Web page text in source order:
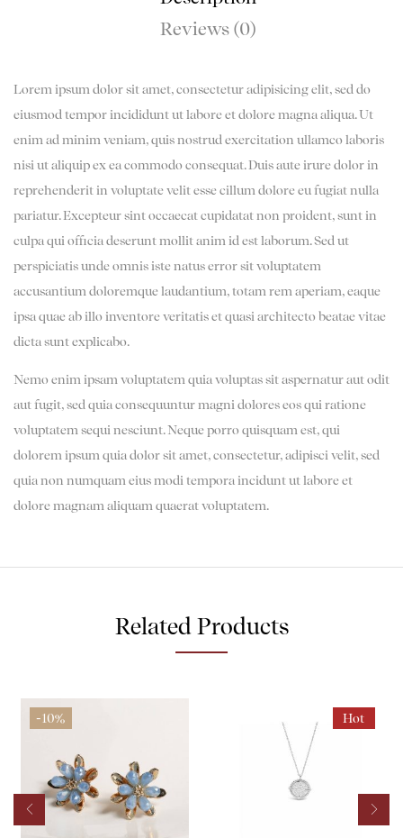
Reviews (0)
Lorem ipsum dolor sit amet, consectetur adipisicing elit, sed do
eiusmod tempor incididunt ut labore et dolore magna aliqua. Ut
enim ad minim veniam, quis nostrud exercitation ullamco laboris
nisi ut aliquip ex ea commodo consequat. Duis aute irure dolor in
reprehenderit in voluptate velit esse cillum dolore eu fugiat nulla
pariatur. Excepteur sint occaecat cupidatat non proident, sunt in
culpa qui officia deserunt mollit anim id est laborum. Sed ut
perspiciatis unde omnis iste natus error sit voluptatem
accusantium doloremque laudantium, totam rem aperiam, eaque
ipsa quae ab illo inventore veritatis et quasi architecto beatae vitae
dicta sunt explicabo.
Nemo enim ipsam voluptatem quia voluptas sit aspernatur aut odit
aut fugit, sed quia consequuntur magni dolores eos qui ratione
voluptatem sequi nesciunt. Neque porro quisquam est, qui
dolorem ipsum quia dolor sit amet, consectetur, adipisci velit, sed
quia non numquam eius modi tempora incidunt ut labore et
dolore magnam aliquam quaerat voluptatem.
Related Products
-10% Hot